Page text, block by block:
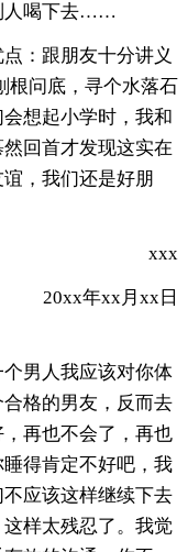
人喝下去……
：跟朋友十分讲义
根问底，寻个水落石
想起小学时，我和
回首才发现这实在
，我们还是好朋
xxx
20xx年xx月xx日
男人我应该对你体
格的男友，反而去
再也不会了，再也
得肯定不好吧，我
应该这样继续下去
样太残忍了。我觉